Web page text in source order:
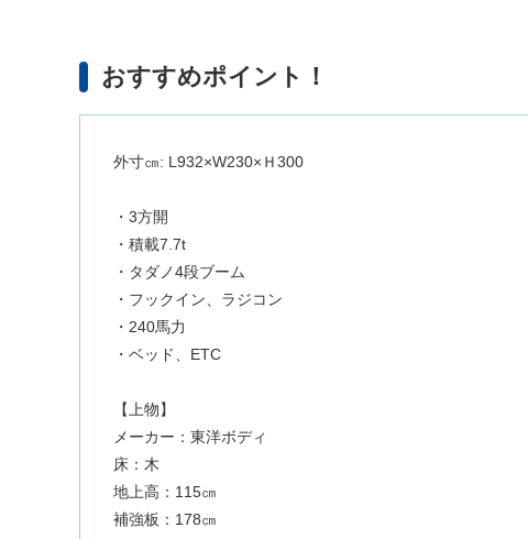
おすすめポイント！
外寸㎝: L932×W230×Ｈ300
・3方開
・積載7.7t
・タダノ4段ブーム
・フックイン、ラジコン
・240馬力
・ベッド、ETC
【上物】
メーカー：東洋ボディ
床：木
地上高：115㎝
補強板：178㎝